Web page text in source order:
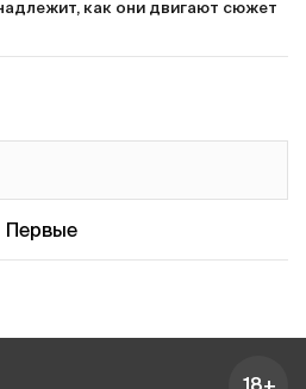
как они двигают сюжет
Первые